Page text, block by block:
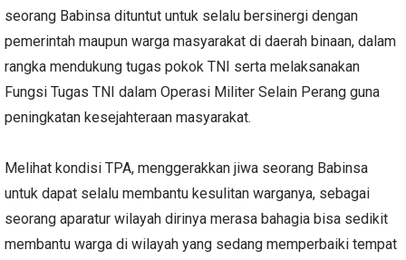
seorang Babinsa dituntut untuk selalu bersinergi dengan
pemerintah maupun warga masyarakat di daerah binaan, dalam
rangka mendukung tugas pokok TNI serta melaksanakan
Fungsi Tugas TNI dalam Operasi Militer Selain Perang guna
peningkatan kesejahteraan masyarakat.
Melihat kondisi TPA, menggerakkan jiwa seorang Babinsa
untuk dapat selalu membantu kesulitan warganya, sebagai
seorang aparatur wilayah dirinya merasa bahagia bisa sedikit
membantu warga di wilayah yang sedang memperbaiki tempat